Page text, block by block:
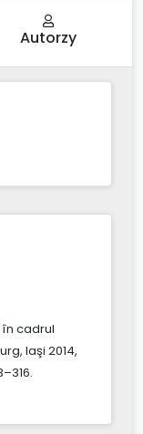
Autorzy
în cadrul
Iaşi 2014,